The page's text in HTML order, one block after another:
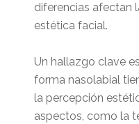
diferencias afectan
estética facial.
Un hallazgo clave
forma nasolabial
la percepción
aspectos, como la